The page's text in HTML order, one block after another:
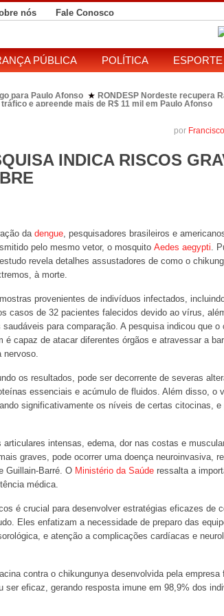
nós Fale Conosco
PÚBLICA POLÍTICA
Paulo Afonso ★ RONDESP Nordeste recupera Range
e apreende mais de R$ 11 mil em Paulo Afonso
por
INDICA RISCOS
dadengue, pesquisadores brasileiros e
pelo mesmo vetor, o mosquitoAedes aegypti.
revela detalhes assustadores de como o
à morte.
provenientes de indivíduos infectados,
casos de 32 pacientes falecidos devido ao vírus,
para comparação. A pesquisa indicou que o
é capaz de atacar diferentes órgãos e atravessar a
nervoso.
os resultados, pode ser decorrente de severas
essenciais e acúmulo de fluidos. Além disso, o
significativamente os níveis de certas citocinas, e
intensas, edema, dor nas costas e
graves, pode ocorrer uma doença neuroinvasiva,
Guillain-Barré. O Ministério da Saúde ressalta a
médica.
é crucial para desenvolver estratégias eficazes de
Eles enfatizam a necessidade de preparo das
e atenção a complicações cardíacas e
contra o chikungunya desenvolvida pela empresa
ser eficaz, gerando resposta imune em 98,9% dos